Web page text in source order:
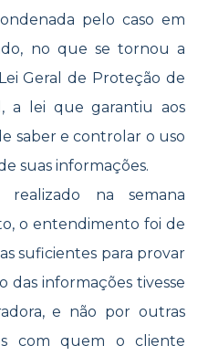
pelo caso em
no que se tornou a
Geral de Proteção de
a lei que garantiu aos
saber e controlar o uso
suas informações.
na semana
o entendimento foi de
suficientes para provar
informações tivesse
e não por outras
com quem o cliente